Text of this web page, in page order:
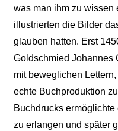
was man ihm zu wissen
illustrierten die Bilder
glauben hatten. Erst
Goldschmied Johannes
mit beweglichen
echte Buchproduktion
Buchdrucks
zu erlangen und später